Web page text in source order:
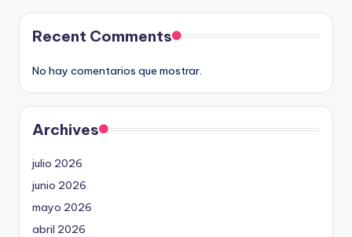
Recent Comments
No hay comentarios que mostrar.
Archives
julio 2026
junio 2026
mayo 2026
abril 2026